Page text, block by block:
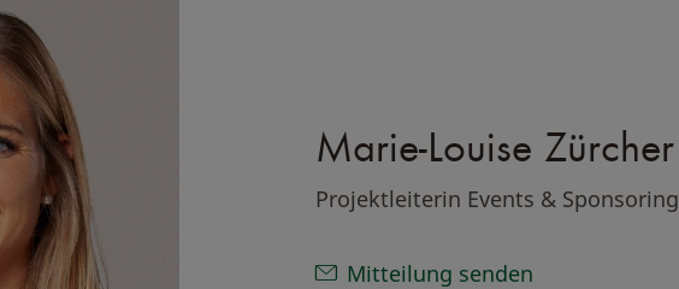
Marie-Louise Zürcher
Projektleiterin Events & Sponsoring
Mitteilung senden